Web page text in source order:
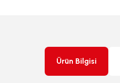
Ürün Bilgisi